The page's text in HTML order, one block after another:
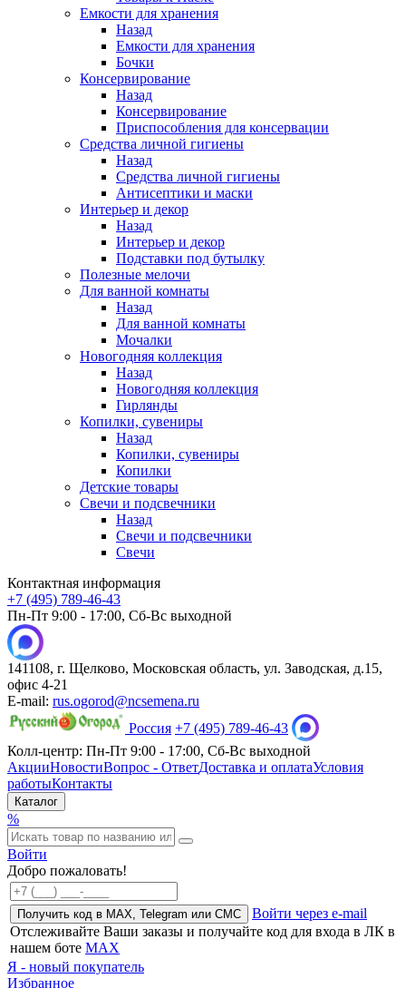
Емкости для хранения
Назад
Емкости для хранения
Бочки
Консервирование
Назад
Консервирование
Приспособления для консервации
Средства личной гигиены
Назад
Средства личной гигиены
Антисептики и маски
Интерьер и декор
Назад
Интерьер и декор
Подставки под бутылку
Полезные мелочи
Для ванной комнаты
Назад
Для ванной комнаты
Мочалки
Новогодняя коллекция
Назад
Новогодняя коллекция
Гирлянды
Копилки, сувениры
Назад
Копилки, сувениры
Копилки
Детские товары
Свечи и подсвечники
Назад
Свечи и подсвечники
Свечи
Контактная информация
+7 (495) 789-46-43
Пн-Пт 9:00 - 17:00, Сб-Вс выходной
141108, г. Щелково, Московская область, ул. Заводская, д.15,
офис 4-21
E-mail: rus.ogorod@ncsemena.ru
Россия +7 (495) 789-46-43
Колл-центр: Пн-Пт 9:00 - 17:00, Сб-Вс выходной
АкцииНовостиВопрос - ОтветДоставка и оплатаУсловия
работыКонтакты
Каталог
%
Войти
Добро пожаловать!
Получить код в MAX, Telegram или СМС
Войти через e-mail
Отслеживайте Ваши заказы и получайте код для входа в ЛК в
нашем боте MAX
Я - новый покупатель
Избранное